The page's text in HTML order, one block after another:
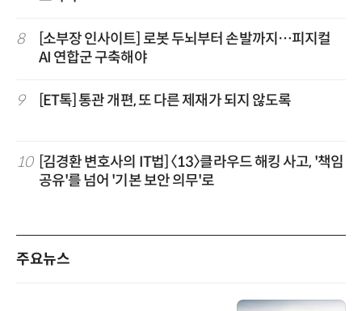
8
[소부장 인사이트] 로봇 두뇌부터 손발까지…피지컬
AI 연합군 구축해야
9 [ET톡] 통관 개편, 또 다른 제재가 되지 않도록
10
[김경환 변호사의 IT법] 〈13〉클라우드 해킹 사고, '책임
공유'를 넘어 '기본 보안 의무'로
주요뉴스